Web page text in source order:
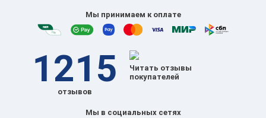
Мы принимаем к оплате
1215
отзывов
Читать отзывы
покупателей
Мы в социальных сетях